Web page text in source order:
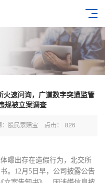
火速问询，广道数字突遭监管
规被立案调查
：股民索赔宝 点击： 826
曝出存在造假行为，北交所
。 12月5日早，公司披露公告